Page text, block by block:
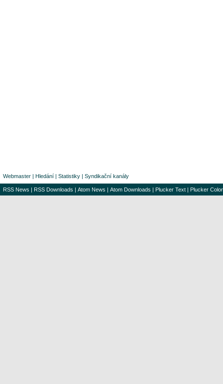
Webmaster | Hledání | Statistiky | Syndikační kanály
RSS News | RSS Downloads | Atom News | Atom Downloads | Plucker Text | Plucker Color